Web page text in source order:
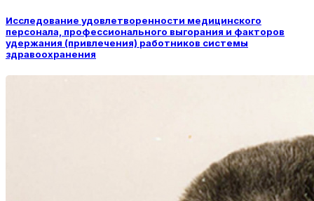
Исследование удовлетворенности медицинского
персонала, профессионального выгорания и факторов
удержания (привлечения) работников системы
здравоохранения